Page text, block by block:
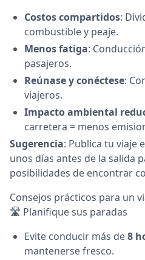
Costos compartidos:
combustible y peaje.
Menos fatiga:
pasajeros.
Reúnase y conéctese:
viajeros.
Impacto ambiental
carretera = menos
Sugerencia: Publica tu viaje
unos días antes de la salida
posibilidades de encontrar
Consejos prácticos para un
🛣️ Planifique sus paradas
Evite conducir más de8
mantenerse fresco.